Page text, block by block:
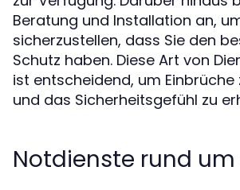
Beratung und Installation an,
sicherzustellen, dass Sie den
Schutz haben. Diese Art von
ist entscheidend, um Einbrüche
und das Sicherheitsgefühl zu
Notdienste rund um